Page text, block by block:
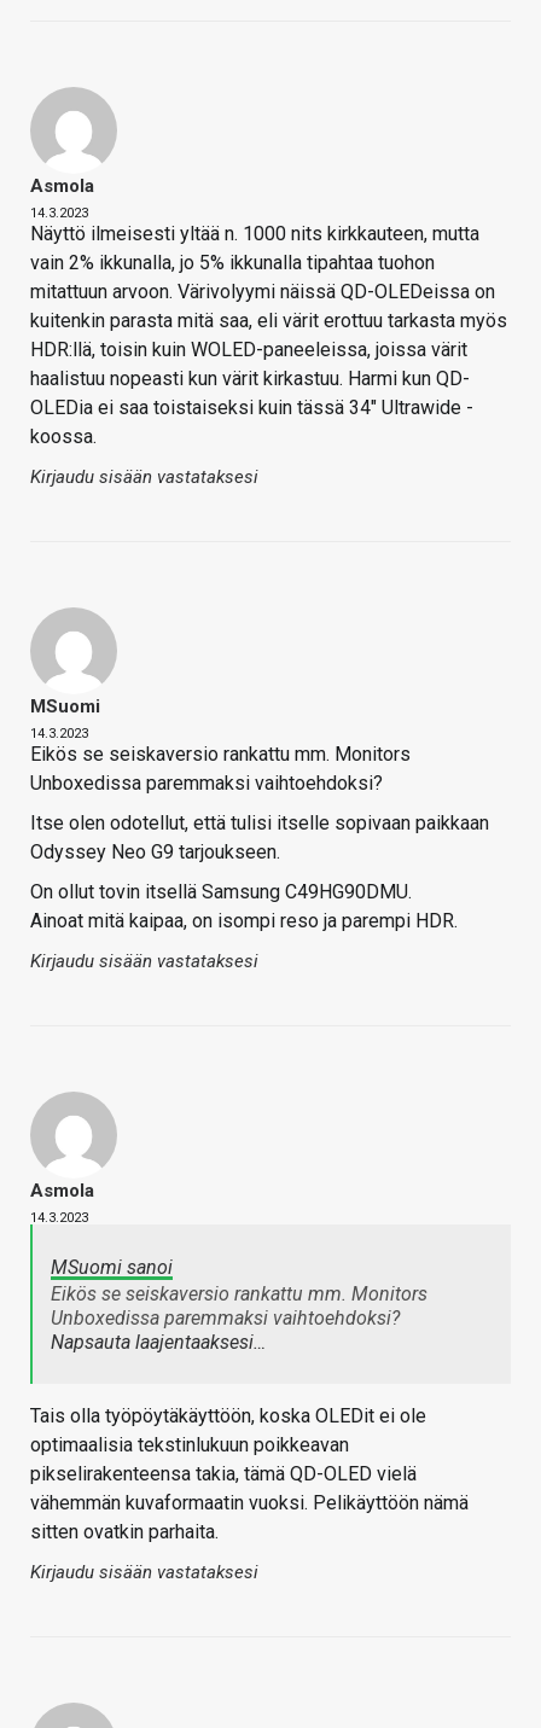
Asmola
14.3.2023
Näyttö ilmeisesti yltää n. 1000 nits kirkkauteen, mutta
vain 2% ikkunalla, jo 5% ikkunalla tipahtaa tuohon
mitattuun arvoon. Värivolyymi näissä QD-OLEDeissa on
kuitenkin parasta mitä saa, eli värit erottuu tarkasta myös
HDR:llä, toisin kuin WOLED-paneeleissa, joissa värit
haalistuu nopeasti kun värit kirkastuu. Harmi kun QD-
OLEDia ei saa toistaiseksi kuin tässä 34" Ultrawide -
koossa.
Kirjaudu sisään vastataksesi
MSuomi
14.3.2023
Eikös se seiskaversio rankattu mm. Monitors
Unboxedissa paremmaksi vaihtoehdoksi?
Itse olen odotellut, että tulisi itselle sopivaan paikkaan
Odyssey Neo G9 tarjoukseen.
On ollut tovin itsellä Samsung C49HG90DMU.
Ainoat mitä kaipaa, on isompi reso ja parempi HDR.
Kirjaudu sisään vastataksesi
Asmola
14.3.2023
MSuomi sanoi
Eikös se seiskaversio rankattu mm. Monitors
Unboxedissa paremmaksi vaihtoehdoksi?
Napsauta laajentaaksesi…
Tais olla työpöytäkäyttöön, koska OLEDit ei ole
optimaalisia tekstinlukuun poikkeavan
pikselirakenteensa takia, tämä QD-OLED vielä
vähemmän kuvaformaatin vuoksi. Pelikäyttöön nämä
sitten ovatkin parhaita.
Kirjaudu sisään vastataksesi